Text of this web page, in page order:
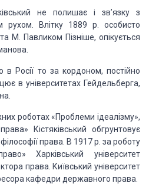
не полишає і зв’язку з
рухом. Влітку 1889 р. особисто
М. Павликом Пізніше, опікується
Росії то за кордоном, постійно
в університетах Гейдельберга,
роботах «Проблеми ідеалізму»,
Кістяківський обгрунтовує
права. В 1917 р. за роботу
Харківський університет
права. Київський університет
кафедри державного права.